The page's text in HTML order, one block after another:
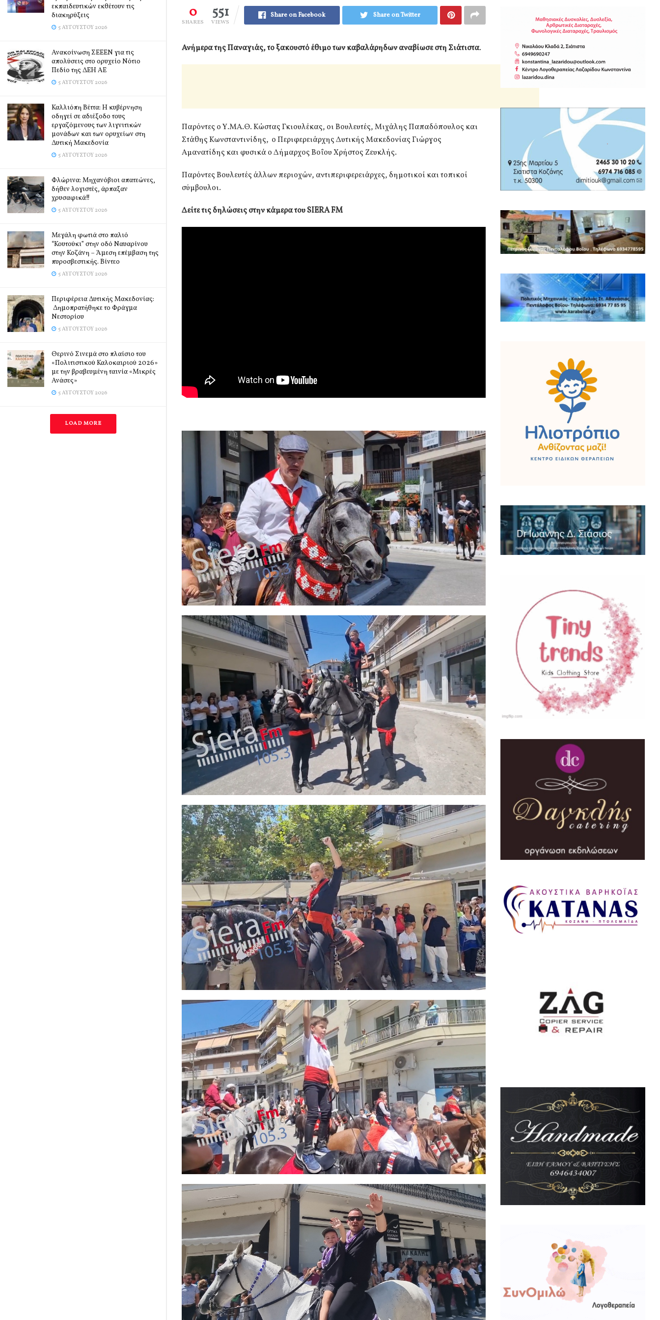
εκπαιδευτικών εκθέτουν τις
διακηρύξεις
5 ΑΥΓΟΎΣΤΟΥ 2026
Ανακοίνωση ΣΕΕΕΝ για τις
απολύσεις στο ορυχείο Νότιο
Πεδίο της ΔΕΗ ΑΕ
5 ΑΥΓΟΎΣΤΟΥ 2026
Καλλιόπη Βέττα: Η κυβέρνηση
οδηγεί σε αδιέξοδο τους
εργαζόμενους των λιγνιτικών
μονάδων και των ορυχείων στη
Δυτική Μακεδονία
5 ΑΥΓΟΎΣΤΟΥ 2026
Φλώρινα: Μηχανόβιοι απατεώνες,
δήθεν λογιστές, άρπαξαν
χρυσαφικά!!
5 ΑΥΓΟΎΣΤΟΥ 2026
Μεγάλη φωτιά στο παλιό
“Κουτούκι” στην οδό Ναυαρίνου
στην Κοζάνη – Άμεση επέμβαση της
πυροσβεστικής. Βίντεο
5 ΑΥΓΟΎΣΤΟΥ 2026
Περιφέρεια Δυτικής Μακεδονίας:
Δημοπρατήθηκε το Φράγμα
Νεστορίου
5 ΑΥΓΟΎΣΤΟΥ 2026
Θερινό Σινεμά στο πλαίσιο του
«Πολιτιστικού Καλοκαιριού 2026»
με την βραβευμένη ταινία «Μικρές
Ανάσες»
5 ΑΥΓΟΎΣΤΟΥ 2026
LOAD MORE
0
SHARES
551
VIEWS
Share on Facebook Share on Twitter
Ανήμερα της Παναγιάς, το ξακουστό έθιμο των καβαλάρηδων αναβίωσε στη Σιάτιστα.
Παρόντες ο Υ.ΜΑ.Θ. Κώστας Γκιουλέκας, οι Βουλευτές, Μιχάλης Παπαδόπουλος και
Στάθης Κωνσταντινίδης, ο Περιφερειάρχης Δυτικής Μακεδονίας Γιώργος
Αμανατίδης και φυσικά ο Δήμαρχος Βοΐου Χρήστος Ζευκλής.
Παρόντες Βουλευτές άλλων περιοχών, αντιπεριφερειάρχες, δημοτικοί και τοπικοί
σύμβουλοι.
Δείτε τις δηλώσεις στην κάμερα του SIERA FM